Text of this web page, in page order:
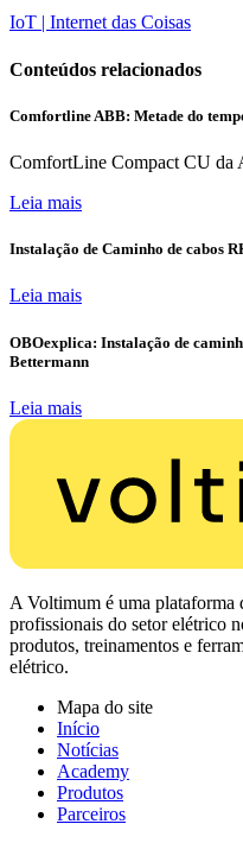
IoT | Internet das Coisas
Conteúdos relacionados
Comfortline ABB: Metade do
ComfortLine Compact CU da
Leia mais
Instalação de Caminho de cabos
Leia mais
OBOexplica: Instalação de
Bettermann
Leia mais
A Voltimum é uma plataforma
profissionais do setor elétrico
produtos, treinamentos e
elétrico.
Mapa do site
Início
Notícias
Academy
Produtos
Parceiros